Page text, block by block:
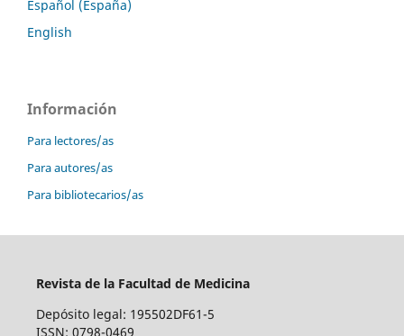
Español (España)
English
Información
Para lectores/as
Para autores/as
Para bibliotecarios/as
Revista de la Facultad de Medicina
Depósito legal: 195502DF61-5
ISSN: 0798-0469